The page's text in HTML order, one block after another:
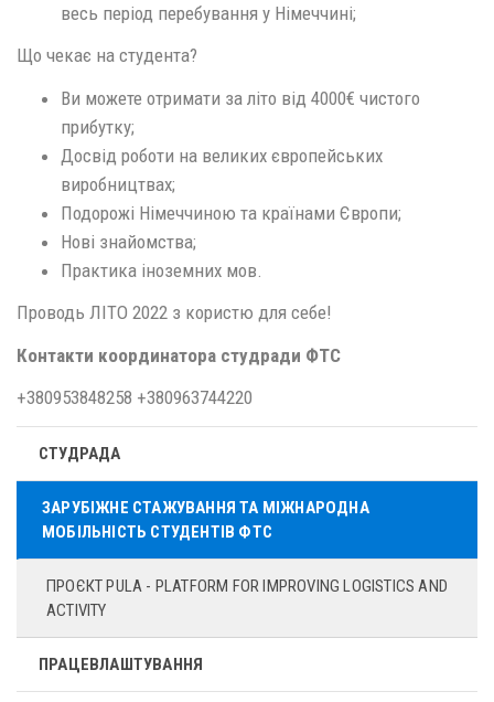
весь період перебування у Німеччині;
Що чекає на студента?
Ви можете отримати за літо від 4000€ чистого
прибутку;
Досвід роботи на великих європейських
виробництвах;
Подорожі Німеччиною та країнами Європи;
Нові знайомства;
Практика іноземних мов.
Проводь ЛІТО 2022 з користю для себе!
Контакти координатора студради ФТС
+380953848258 +380963744220
СТУДРАДА
ЗАРУБІЖНЕ СТАЖУВАННЯ ТА МІЖНАРОДНА
МОБІЛЬНІСТЬ СТУДЕНТІВ ФТС
ПРОЄКТ PULA - PLATFORM FOR IMPROVING LOGISTICS AND
ACTIVITY
ПРАЦЕВЛАШТУВАННЯ